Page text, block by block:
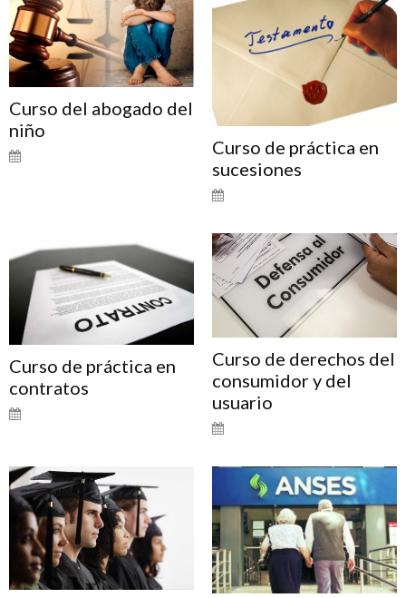
Curso del abogado del
niño
Curso de práctica en
sucesiones
Curso de práctica en
contratos
Curso de derechos del
consumidor y del
usuario